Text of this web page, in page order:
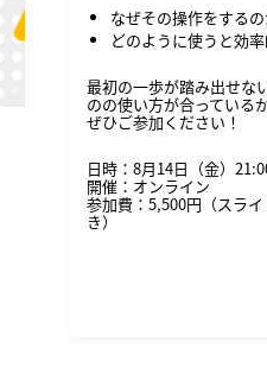
なぜその操作をする
どのように使うと効
最初の一歩が踏み出せな
のの使い方が合っている
ぜひご参加ください！
日時：8月14日（金）
開催：オンライン
参加費：5,500円（スラ
き）